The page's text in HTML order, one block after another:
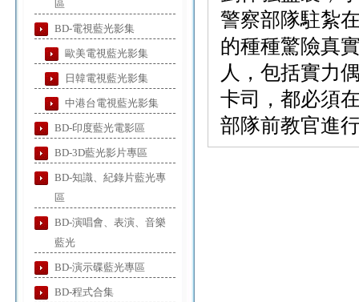
區
BD-電視藍光影集
歐美電視藍光影集
日韓電視藍光影集
中港台電視藍光影集
BD-印度藍光電影區
BD-3D藍光影片專區
BD-知識、紀錄片藍光專
區
BD-演唱會、表演、音樂
藍光
BD-演示碟藍光專區
BD-程式合集
警察部隊駐紮
的種種驚險真
人，包括實力
卡司，都必須
部隊前教官進